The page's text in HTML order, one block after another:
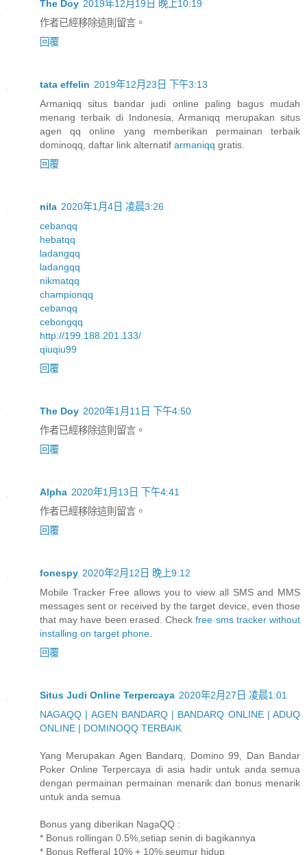
The Doy 2019年12月19日 晚上10:19
作者已經移除這則留言。
回覆
tata effelin 2019年12月23日 下午3:13
Armaniqq situs bandar judi online paling bagus mudah
menang terbaik di Indonesia, Armaniqq merupakan situs
agen qq online yang memberikan permainan terbaik
dominoqq, daftar link alternatif armaniqq gratis.
回覆
nila 2020年1月4日 凌晨3:26
cebanqq
hebatqq
ladangqq
ladangqq
nikmatqq
championqq
cebanqq
cebongqq
http://199.188.201.133/
qiuqiu99
回覆
The Doy 2020年1月11日 下午4:50
作者已經移除這則留言。
回覆
Alpha 2020年1月13日 下午4:41
作者已經移除這則留言。
回覆
fonespy 2020年2月12日 晚上9:12
Mobile Tracker Free allows you to view all SMS and MMS
messages sent or received by the target device, even those
that may have been erased. Checkfree sms tracker without
installing on target phone
回覆
Situs Judi Online Terpercaya 2020年2月27日 凌晨1:01
NAGAQQ | AGEN BANDARQ | BANDARQ ONLINE | ADUQ
ONLINE | DOMINOQQ TERBAIK
Yang Merupakan Agen Bandarq, Domino 99, Dan Bandar
Poker Online Terpercaya di asia hadir untuk anda semua
dengan permainan permainan menarik dan bonus menarik
untuk anda semua
Bonus yang diberikan NagaQQ :
* Bonus rollingan 0.5%,setiap senin di bagikannya
* Bonus Refferal 10% + 10%,seumur hidup